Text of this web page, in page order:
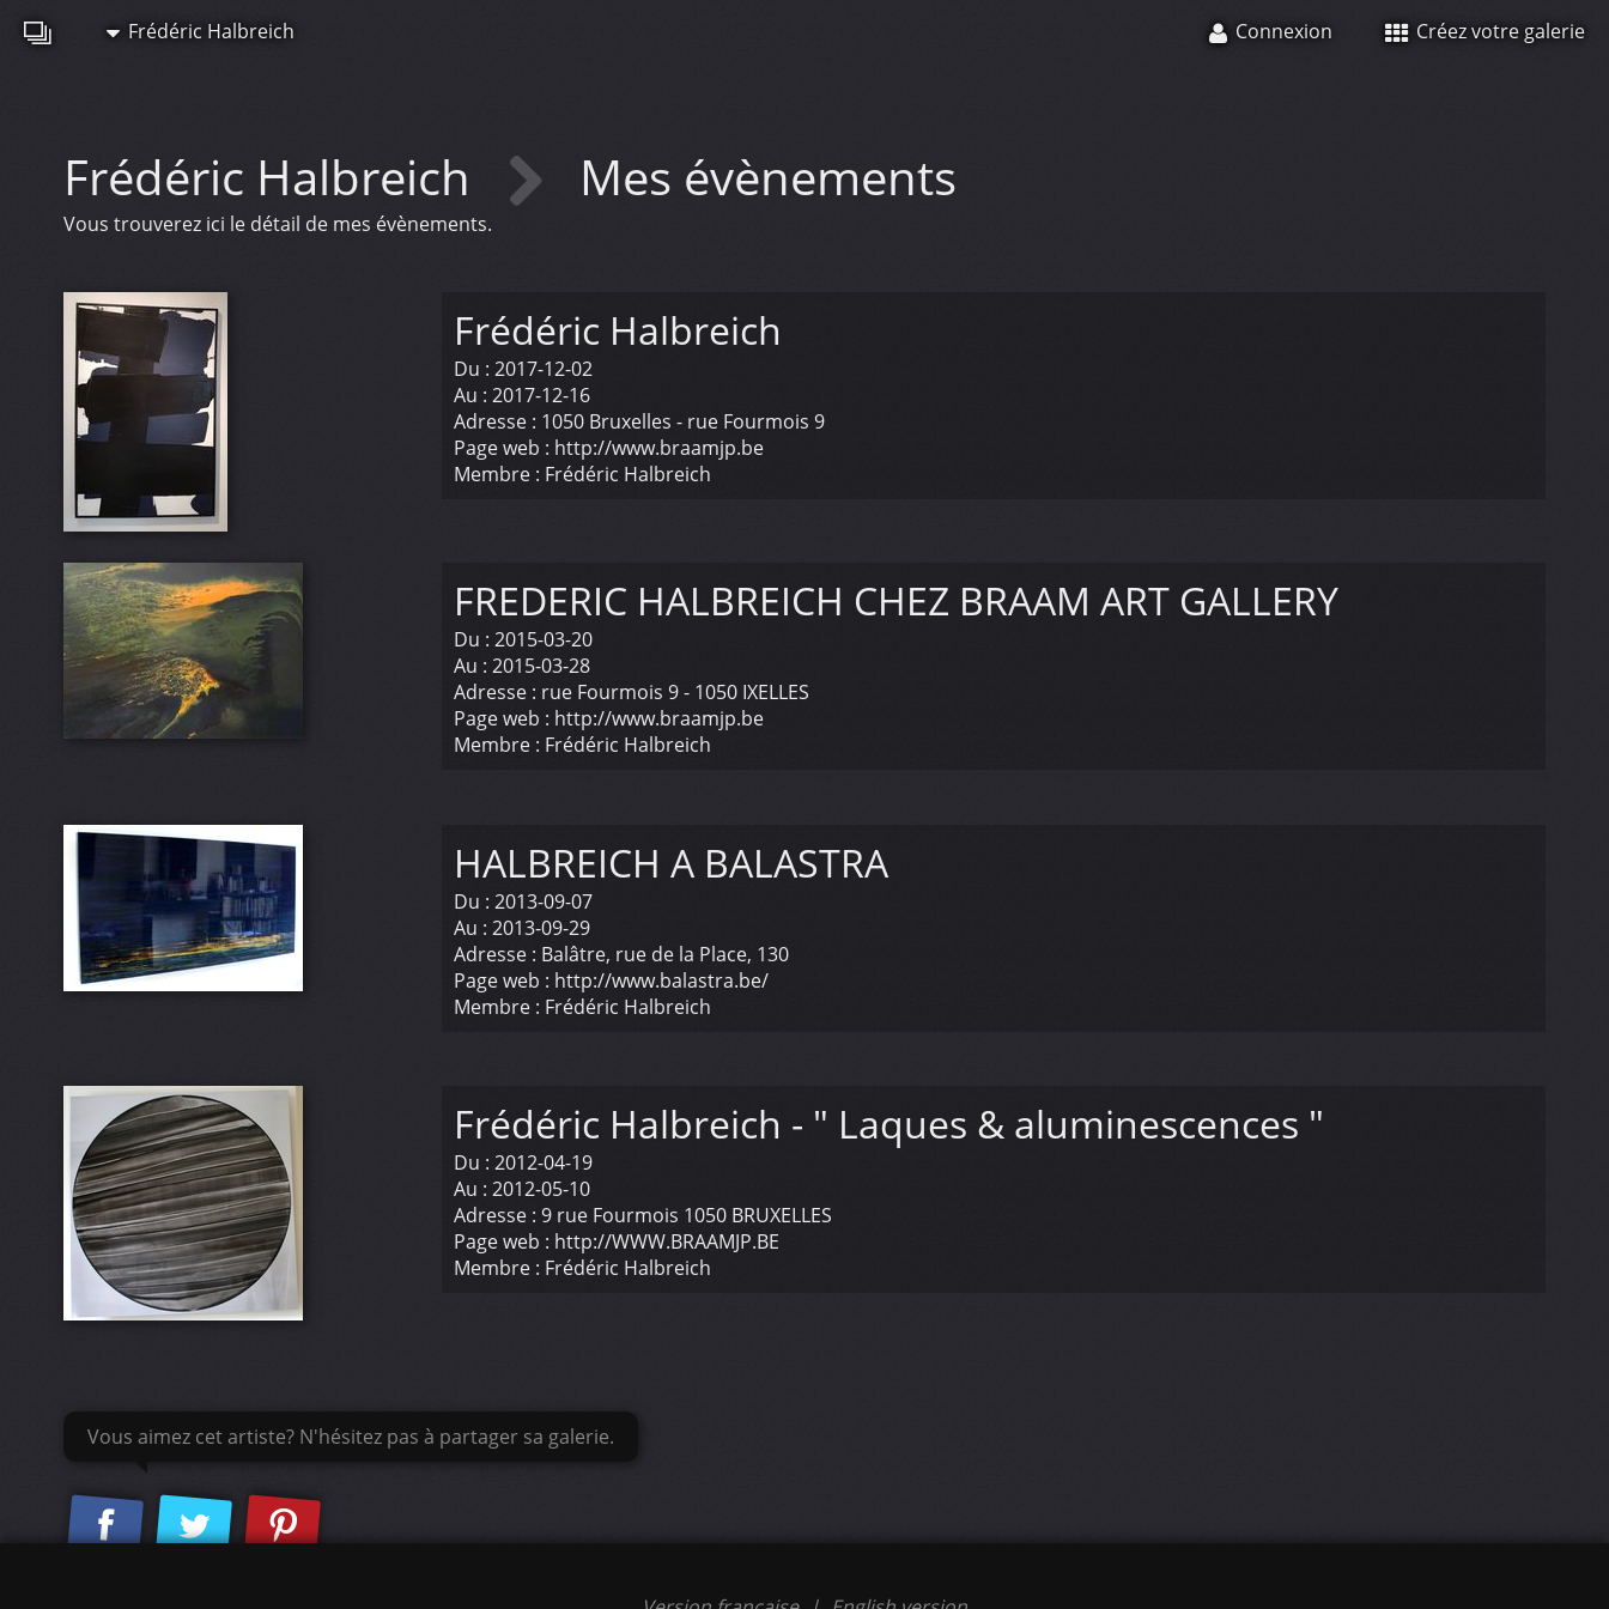
Frédéric Halbreich Connexion Créez votre galerie
Frédéric Halbreich Mes évènements
Vous trouverez ici le détail de mes évènements.
Frédéric Halbreich
Du : 2017-12-02
Au : 2017-12-16
Adresse : 1050 Bruxelles - rue Fourmois 9
Page web : http://www.braamjp.be
Membre : Frédéric Halbreich
FREDERIC HALBREICH CHEZ BRAAM ART GALLERY
Du : 2015-03-20
Au : 2015-03-28
Adresse : rue Fourmois 9 - 1050 IXELLES
Page web : http://www.braamjp.be
Membre : Frédéric Halbreich
HALBREICH A BALASTRA
Du : 2013-09-07
Au : 2013-09-29
Adresse : Balâtre, rue de la Place, 130
Page web : http://www.balastra.be/
Membre : Frédéric Halbreich
Frédéric Halbreich - " Laques & aluminescences "
Du : 2012-04-19
Au : 2012-05-10
Adresse : 9 rue Fourmois 1050 BRUXELLES
Page web : http://WWW.BRAAMJP.BE
Membre : Frédéric Halbreich
Vous aimez cet artiste? N'hésitez pas à partager sa galerie.